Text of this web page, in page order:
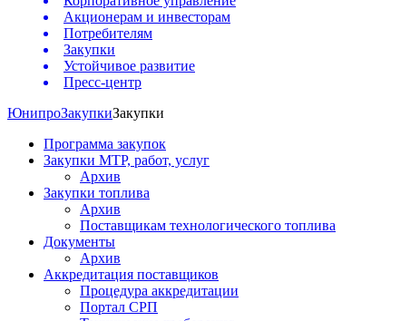
Акционерам и инвесторам
Потребителям
Закупки
Устойчивое развитие
Пресс-центр
ЮнипроЗакупкиЗакупки
Программа закупок
Закупки МТР, работ, услуг
Архив
Закупки топлива
Архив
Поставщикам технологического топлива
Документы
Архив
Аккредитация поставщиков
Процедура аккредитации
Портал СРП